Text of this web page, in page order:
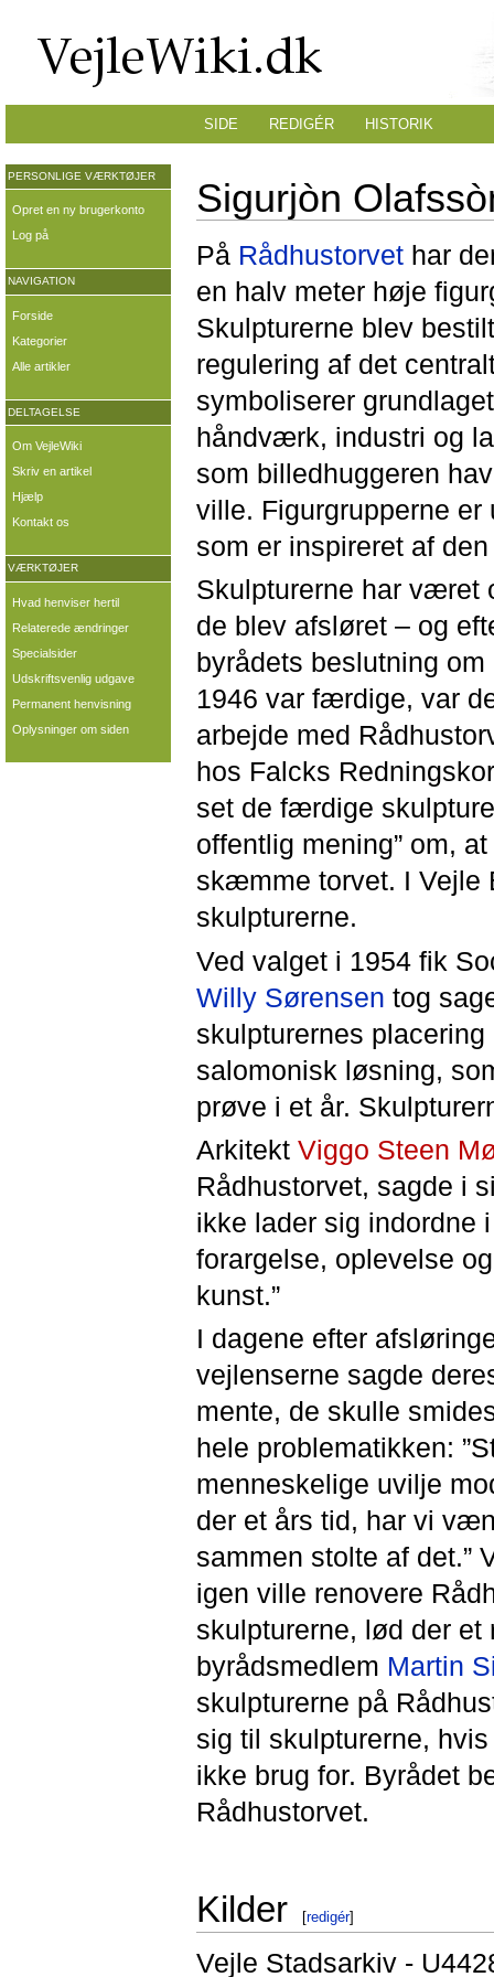
Sigurjòn
På Rådhustorvet har
en halv meter høje
Skulpturerne blev
regulering af det
symboliserer
håndværk, industri og
som billedhuggeren
ville. Figurgrupperne
som er inspireret af
Skulpturerne har været
de blev afsløret – og
byrådets beslutning
1946 var færdige, var
arbejde med
hos Falcks
set de færdige
offentlig mening” om,
skæmme torvet. I Vejle
skulpturerne.
Ved valget i 1954 fik
Willy Sørensen tog
skulpturernes
salomonisk løsning,
prøve i et år.
Arkitekt Viggo Steen
Rådhustorvet, sagde i
ikke lader sig indordne
forargelse, oplevelse
kunst.”
I dagene efter
vejlenserne sagde
mente, de skulle
hele problematikken:
menneskelige uvilje
der et års tid, har vi
sammen stolte af det.”
igen ville renovere
skulpturerne, lød der
byrådsmedlem Martin
skulpturerne på
sig til skulpturerne,
ikke brug for. Byrådet
Rådhustorvet.
Kilder [redigér]
Vejle Stadsarkiv -
SIDE REDIGÉR HISTORIK
PERSONLIGE VÆRKTØJER
Opret en ny brugerkonto
Log på
NAVIGATION
Forside
Kategorier
Alle artikler
DELTAGELSE
Om VejleWiki
Skriv en artikel
Hjælp
Kontakt os
VÆRKTØJER
Hvad henviser hertil
Relaterede ændringer
Specialsider
Udskriftsvenlig udgave
Permanent henvisning
Oplysninger om siden